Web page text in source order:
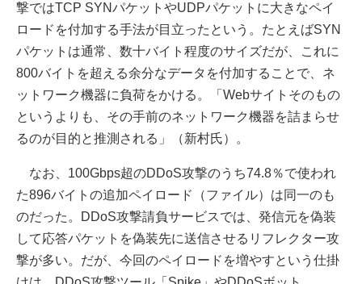
撃ではTCP SYNパケットやUDPパケットに大きなペイ
ロードを付加する手法が目立ったという。たとえばSYN
パケットは通常、数十バイト程度のサイズだが、これに
800バイトを超える余分なデータを付加することで、ネ
ットワーク機器に負荷をかける。「Webサイトそのもの
というよりも、その手前のネットワーク機器を詰まらせ
るのが目的と推測される」（新村氏）。
なお、100Gbps超のDDoS攻撃のうち74.8％で使われ
た896バイトの追加ペイロード（ファイル）は同一のも
のだった。DDoS攻撃請負サービスでは、発信元を偽装
して応答パケットを偽装先に送信させるリフレクター攻
撃が多い。だが、今回のペイロードを増やすという仕掛